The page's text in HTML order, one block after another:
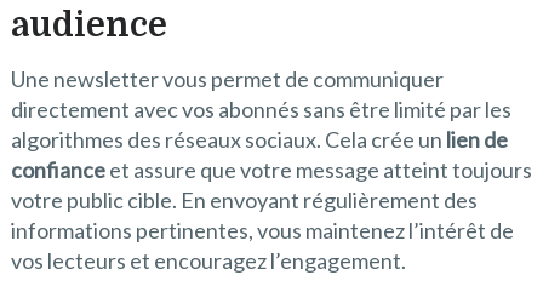
audience
Une newsletter vous permet de communiquer
directement avec vos abonnés sans être limité par les
algorithmes des réseaux sociaux. Cela crée un lien de
confianceet assure que votre message atteint toujours
votre public cible. En envoyant régulièrement des
informations pertinentes, vous maintenez l’intérêt de
vos lecteurs et encouragez l’engagement.